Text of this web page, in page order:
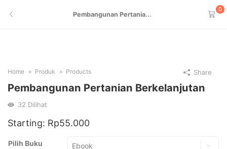
Pembangunan Pertania...
0
Home Produk Products
Pembangunan Pertanian Berkelanjutan
32 Dilihat
Starting: Rp55.000
Pilih Buku
Share